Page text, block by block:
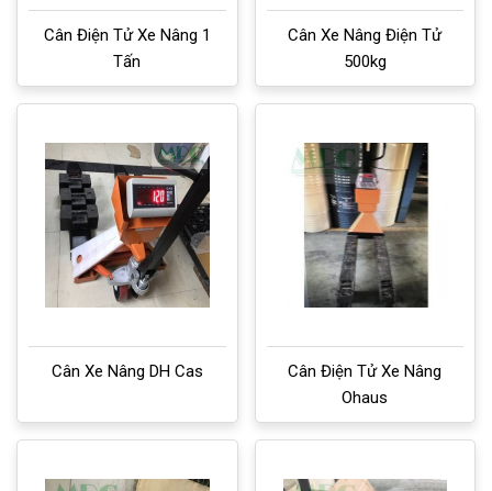
Cân Điện Tử Xe Nâng 1
Tấn
Cân Xe Nâng Điện Tử
500kg
Cân Xe Nâng DH Cas
Cân Điện Tử Xe Nâng
Ohaus